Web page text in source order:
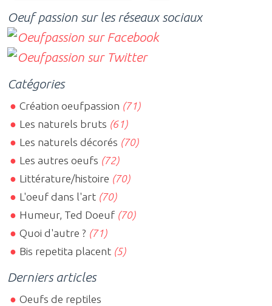
Oeuf passion sur les réseaux sociaux
Catégories
Création oeufpassion (71)
Les naturels bruts (61)
Les naturels décorés (70)
Les autres oeufs (72)
Littérature/histoire (70)
L'oeuf dans l'art (70)
Humeur, Ted Doeuf (70)
Quoi d'autre ? (71)
Bis repetita placent (5)
Derniers articles
Oeufs de reptiles